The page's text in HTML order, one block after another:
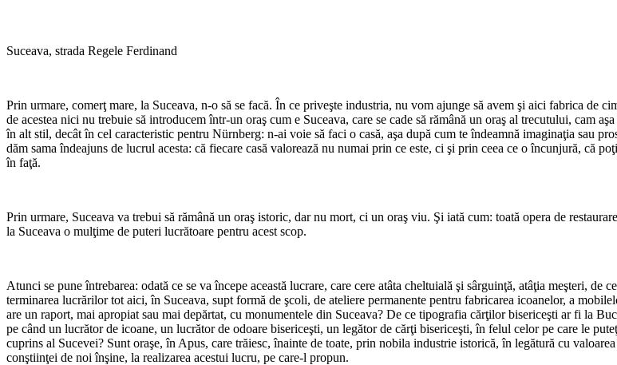
Suceava, strada Regele Ferdinand
Prin urmare, comerţ mare, la Suceava, n-o să se facă. În ce priveşte industria, nu vom ajunge să avem şi aici fabrica de
de acestea nici nu trebuie să introducem într-un oraş cum e Suceava, care se cade să rămână un oraş al trecutului, cam
în alt stil, decât în cel caracteristic pentru Nürnberg: n-ai voie să faci o casă, aşa după cum te îndeamnă imaginaţia sau
dăm sama îndeajuns de lucrul acesta: că fiecare casă valorează nu numai prin ce este, ci şi prin ceea ce o încunjură, că
în faţă.
Prin urmare, Suceava va trebui să rămână un oraş istoric, dar nu mort, ci un oraş viu. Şi iată cum: toată opera de
la Suceava o mulţime de puteri lucrătoare pentru acest scop.
Atunci se pune întrebarea: odată ce se va începe această lucrare, care cere atâta cheltuială şi sârguinţă, atâţia meşteri,
terminarea lucrărilor tot aici, în Suceava, supt formă de şcoli, de ateliere permanente pentru fabricarea icoanelor, a
are un raport, mai apropiat sau mai depărtat, cu monumentele din Suceava? De ce tipografia cărţilor bisericeşti ar fi la
pe când un lucrător de icoane, un lucrător de odoare bisericeşti, un legător de cărţi bisericeşti, în felul celor pe care le
cuprins al Sucevei? Sunt oraşe, în Apus, care trăiesc, înainte de toate, prin nobila industrie istorică, în legătură cu
conştiinţei de noi înşine, la realizarea acestui lucru, pe care-l propun.